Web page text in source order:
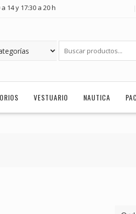
14 y 17:30 a 20 h
VESTUARIO NAUTICA